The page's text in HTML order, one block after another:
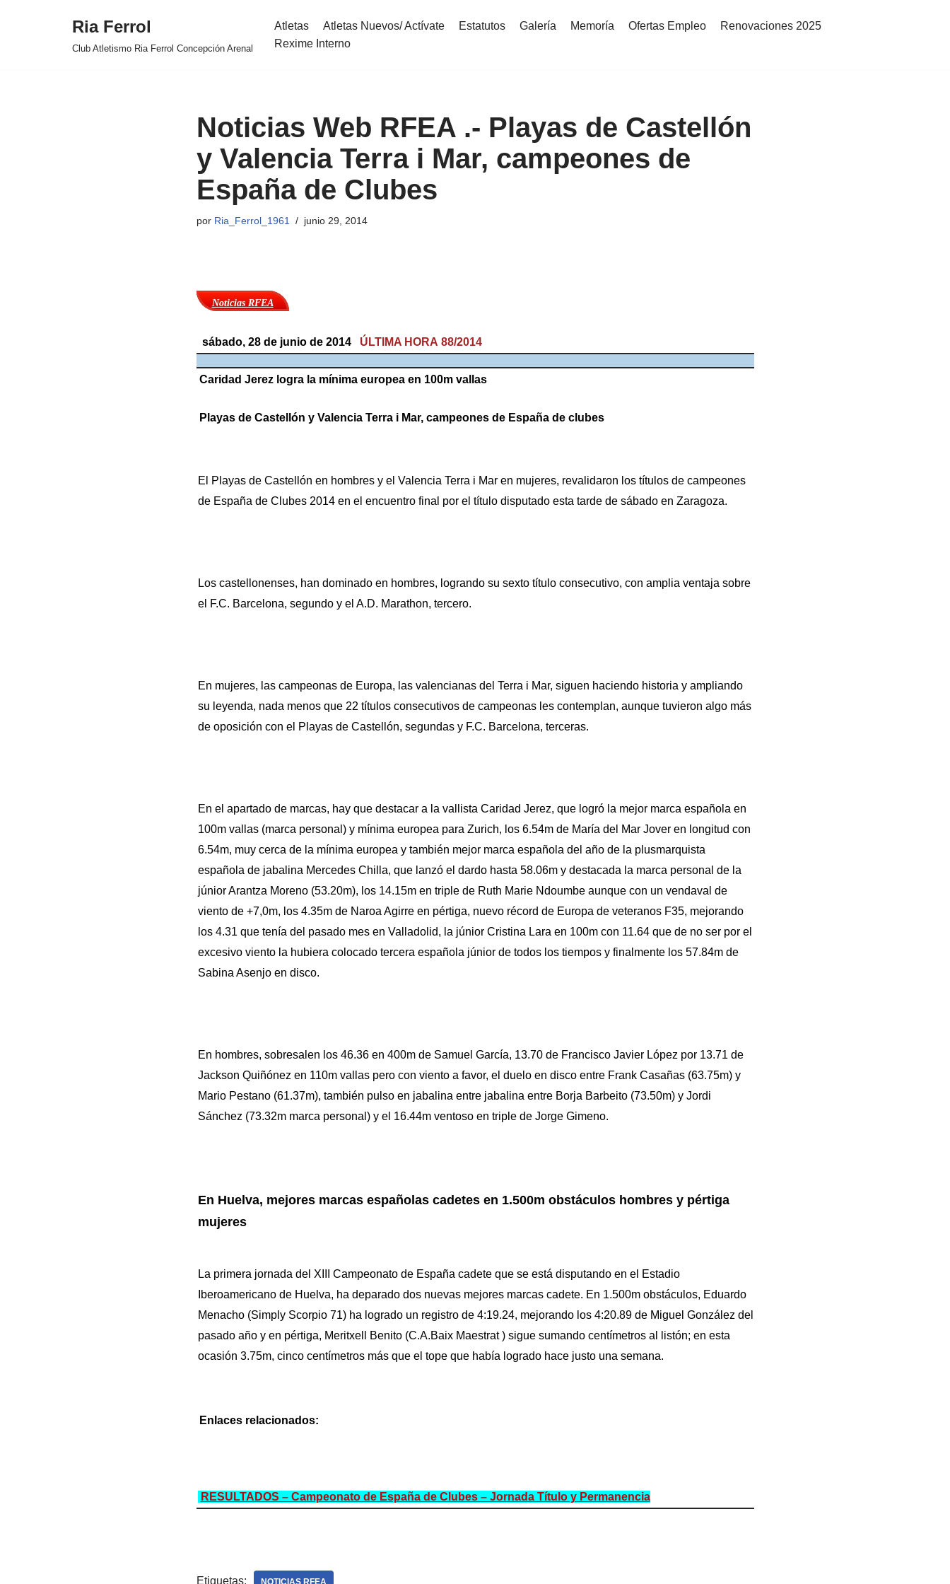
Ria Ferrol
Club Atletismo Ria Ferrol Concepción Arenal
Atletas Atletas Nuevos/ Actívate Estatutos Galería Memoría Ofertas Empleo
Renovaciones 2025
Rexime Interno
Noticias Web RFEA .- Playas de Castellón
y Valencia Terra i Mar, campeones de
España de Clubes
por Ria_Ferrol_1961 junio 29, 2014
Noticias RFEA
sábado, 28 de junio de 2014 ÚLTIMA HORA 88/2014
Caridad Jerez logra la mínima europea en 100m vallas
Playas de Castellón y Valencia Terra i Mar, campeones de España de clubes
El Playas de Castellón en hombres y el Valencia Terra i Mar en mujeres, revalidaron los títulos de campeones
de España de Clubes 2014 en el encuentro final por el título disputado esta tarde de sábado en Zaragoza.
Los castellonenses, han dominado en hombres, logrando su sexto título consecutivo, con amplia ventaja sobre
el F.C. Barcelona, segundo y el A.D. Marathon, tercero.
En mujeres, las campeonas de Europa, las valencianas del Terra i Mar, siguen haciendo historia y ampliando
su leyenda, nada menos que 22 títulos consecutivos de campeonas les contemplan, aunque tuvieron algo más
de oposición con el Playas de Castellón, segundas y F.C. Barcelona, terceras.
En el apartado de marcas, hay que destacar a la vallista Caridad Jerez, que logró la mejor marca española en
100m vallas (marca personal) y mínima europea para Zurich, los 6.54m de María del Mar Jover en longitud con
6.54m, muy cerca de la mínima europea y también mejor marca española del año de la plusmarquista
española de jabalina Mercedes Chilla, que lanzó el dardo hasta 58.06m y destacada la marca personal de la
júnior Arantza Moreno (53.20m), los 14.15m en triple de Ruth Marie Ndoumbe aunque con un vendaval de
viento de +7,0m, los 4.35m de Naroa Agirre en pértiga, nuevo récord de Europa de veteranos F35, mejorando
los 4.31 que tenía del pasado mes en Valladolid, la júnior Cristina Lara en 100m con 11.64 que de no ser por el
excesivo viento la hubiera colocado tercera española júnior de todos los tiempos y finalmente los 57.84m de
Sabina Asenjo en disco.
En hombres, sobresalen los 46.36 en 400m de Samuel García, 13.70 de Francisco Javier López por 13.71 de
Jackson Quiñónez en 110m vallas pero con viento a favor, el duelo en disco entre Frank Casañas (63.75m) y
Mario Pestano (61.37m), también pulso en jabalina entre jabalina entre Borja Barbeito (73.50m) y Jordi
Sánchez (73.32m marca personal) y el 16.44m ventoso en triple de Jorge Gimeno.
En Huelva, mejores marcas españolas cadetes en 1.500m obstáculos hombres y pértiga
mujeres
La primera jornada del XIII Campeonato de España cadete que se está disputando en el Estadio
Iberoamericano de Huelva, ha deparado dos nuevas mejores marcas cadete. En 1.500m obstáculos, Eduardo
Menacho (Simply Scorpio 71) ha logrado un registro de 4:19.24, mejorando los 4:20.89 de Miguel González del
pasado año y en pértiga, Meritxell Benito (C.A.Baix Maestrat ) sigue sumando centímetros al listón; en esta
ocasión 3.75m, cinco centímetros más que el tope que había logrado hace justo una semana.
Enlaces relacionados:
RESULTADOS – Campeonato de España de Clubes – Jornada Título y Permanencia
Etiquetas: NOTICIAS RFEA